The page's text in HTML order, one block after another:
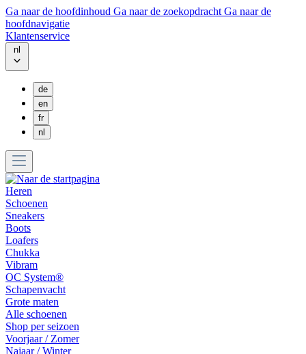
Ga naar de hoofdinhoud Ga naar de zoekopdracht Ga naar de
hoofdnavigatie
Klantenservice
nl
de
en
fr
nl
Heren
Schoenen
Sneakers
Boots
Loafers
Chukka
Vibram
OC System®
Schapenvacht
Grote maten
Alle schoenen
Shop per seizoen
Voorjaar / Zomer
Najaar / Winter